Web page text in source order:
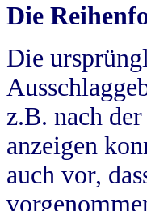
Die
Die
z.B. nach
anzeigen
auch vor,